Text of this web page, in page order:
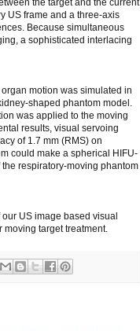
US frame and a three-axis
Because simultaneous
a sophisticated interlacing
motion was simulated in
shaped phantom model.
was applied to the moving
results, visual servoing
of 1.7 mm (RMS) on
could make a spherical HIFU-
respiratory-moving phantom
US image based visual
target treatment.